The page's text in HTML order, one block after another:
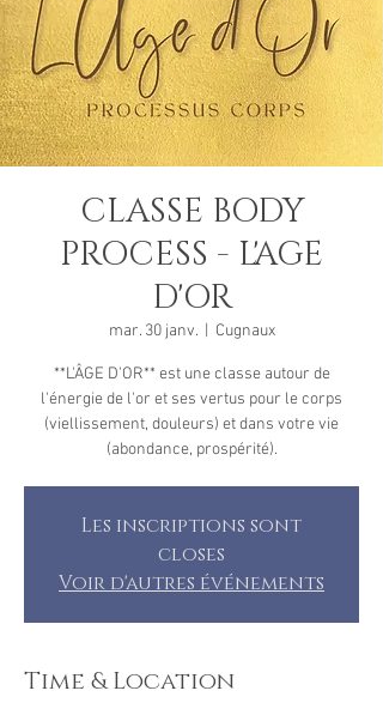
CLASSE BODY
PROCESS - L'AGE
D'OR
mar. 30 janv.
  |
Cugnaux
**L'ÂGE D'OR** est une classe autour de
l'énergie de l'or et ses vertus pour le corps
(viellissement, douleurs) et dans votre vie
(abondance, prospérité).
Les inscriptions sont
closes
Voir d'autres événements
Time & Location